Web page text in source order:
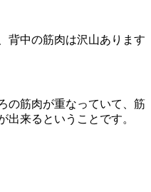
背中の筋肉は沢山あります
の筋肉が重なっていて、筋
出来るということです。